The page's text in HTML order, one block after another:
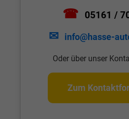
☎ 05161 /
✉ info@hasse-
Oder über unser
Zum